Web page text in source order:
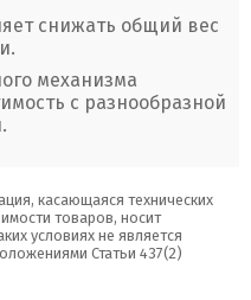
снижать общий вес
механизма
с разнообразной
касающаяся технических
товаров, носит
условиях не является
Статьи 437(2)